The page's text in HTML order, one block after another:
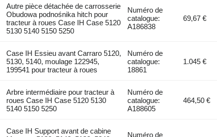
Autre pièce détachée de carrosserie
Obudowa podnośnika hitch pour
tracteur à roues Case IH Case 5120
5130 5140 5150 5250
Numéro de
catalogue:
A186838
69,67 €
Case IH Essieu avant Carraro 5120,
5130, 5140, moulage 122945,
199541 pour tracteur à roues
Numéro de
catalogue:
18861
1.045 €
Arbre intermédiaire pour tracteur à
roues Case IH Case 5120 5130
5140 5150 5250
Numéro de
catalogue:
A188605
464,50 €
Case IH Support avant de cabine
Numéro de